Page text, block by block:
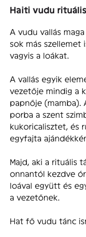
Haiti vudu
A vudu vallás
sok más szellemet
vagyis a loákat.
A vallás egyik
vezetője mindig a
papnője (mamba).
porba a szent
kukoricalisztet, és
egyfajta
Majd, aki a rituális
onnantól kezdve
loával együtt és
a vezetőnek.
Hat fő vudu tánc